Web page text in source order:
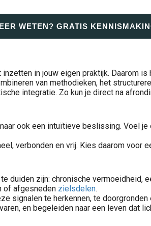
WETEN? GRATIS
in jouw eigen praktijk. Daarom
van methodieken, het
integratie. Zo kun je direct na
ook een intuïtieve beslissing. Voel
verbonden en vrij. Kies daarom
duiden zijn: chronische
of afgesneden zielsdelen.
signalen te herkennen, te doorgronden
en begeleiden naar een leven dat